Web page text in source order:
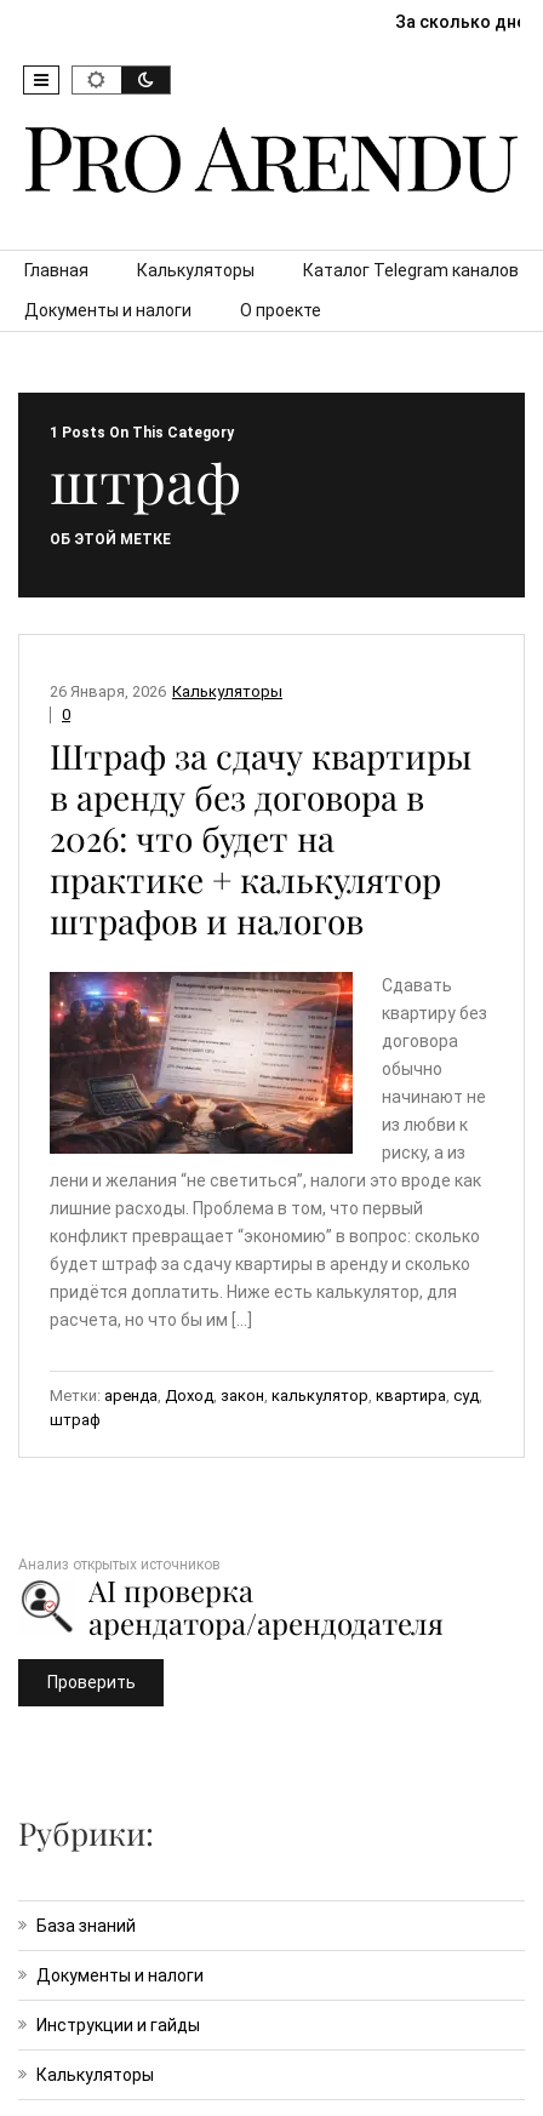
За сколько дней
Skip to content
Главная Калькуляторы Каталог Telegram каналов
Документы и налоги О проекте
1 Posts On This Category
штраф
ОБ ЭТОЙ МЕТКЕ
Калькуляторы
26 Января, 2026
0
Штраф за сдачу квартиры
в аренду без договора в
2026: что будет на
практике + калькулятор
штрафов и налогов
Сдавать
квартиру без
договора
обычно
начинают не
из любви к
риску, а из
лени и желания “не светиться”, налоги это вроде как
лишние расходы. Проблема в том, что первый
конфликт превращает “экономию” в вопрос: сколько
будет штраф за сдачу квартиры в аренду и сколько
придётся доплатить. Ниже есть калькулятор, для
расчета, но что бы им […]
Метки: аренда Доход закон калькулятор квартира суд
штраф
Анализ открытых источников
AI проверка
арендатора/арендодателя
Проверить
Рубрики:
База знаний
Документы и налоги
Инструкции и гайды
Калькуляторы